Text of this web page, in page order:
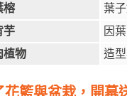
榕
葉
芋
因
植物
造
花籃與盆栽，開幕